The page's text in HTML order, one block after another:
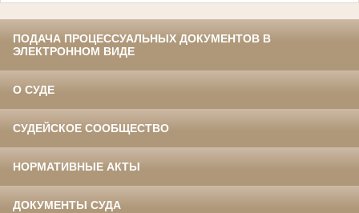
ПОДАЧА ПРОЦЕССУАЛЬНЫХ ДОКУМЕНТОВ В
ЭЛЕКТРОННОМ ВИДЕ
О СУДЕ
СУДЕЙСКОЕ СООБЩЕСТВО
НОРМАТИВНЫЕ АКТЫ
ДОКУМЕНТЫ СУДА